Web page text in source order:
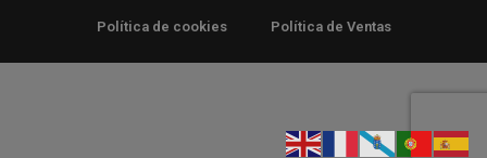
Política de cookies Política de Ventas